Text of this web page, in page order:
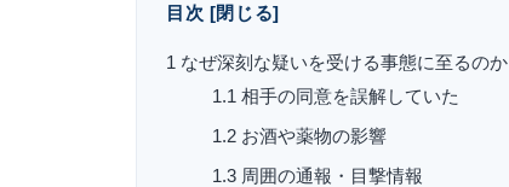
目次 [閉じる]
1 なぜ深刻な疑いを受ける事態に至るのか
1.1 相手の同意を誤解していた
1.2 お酒や薬物の影響
1.3 周囲の通報・目撃情報